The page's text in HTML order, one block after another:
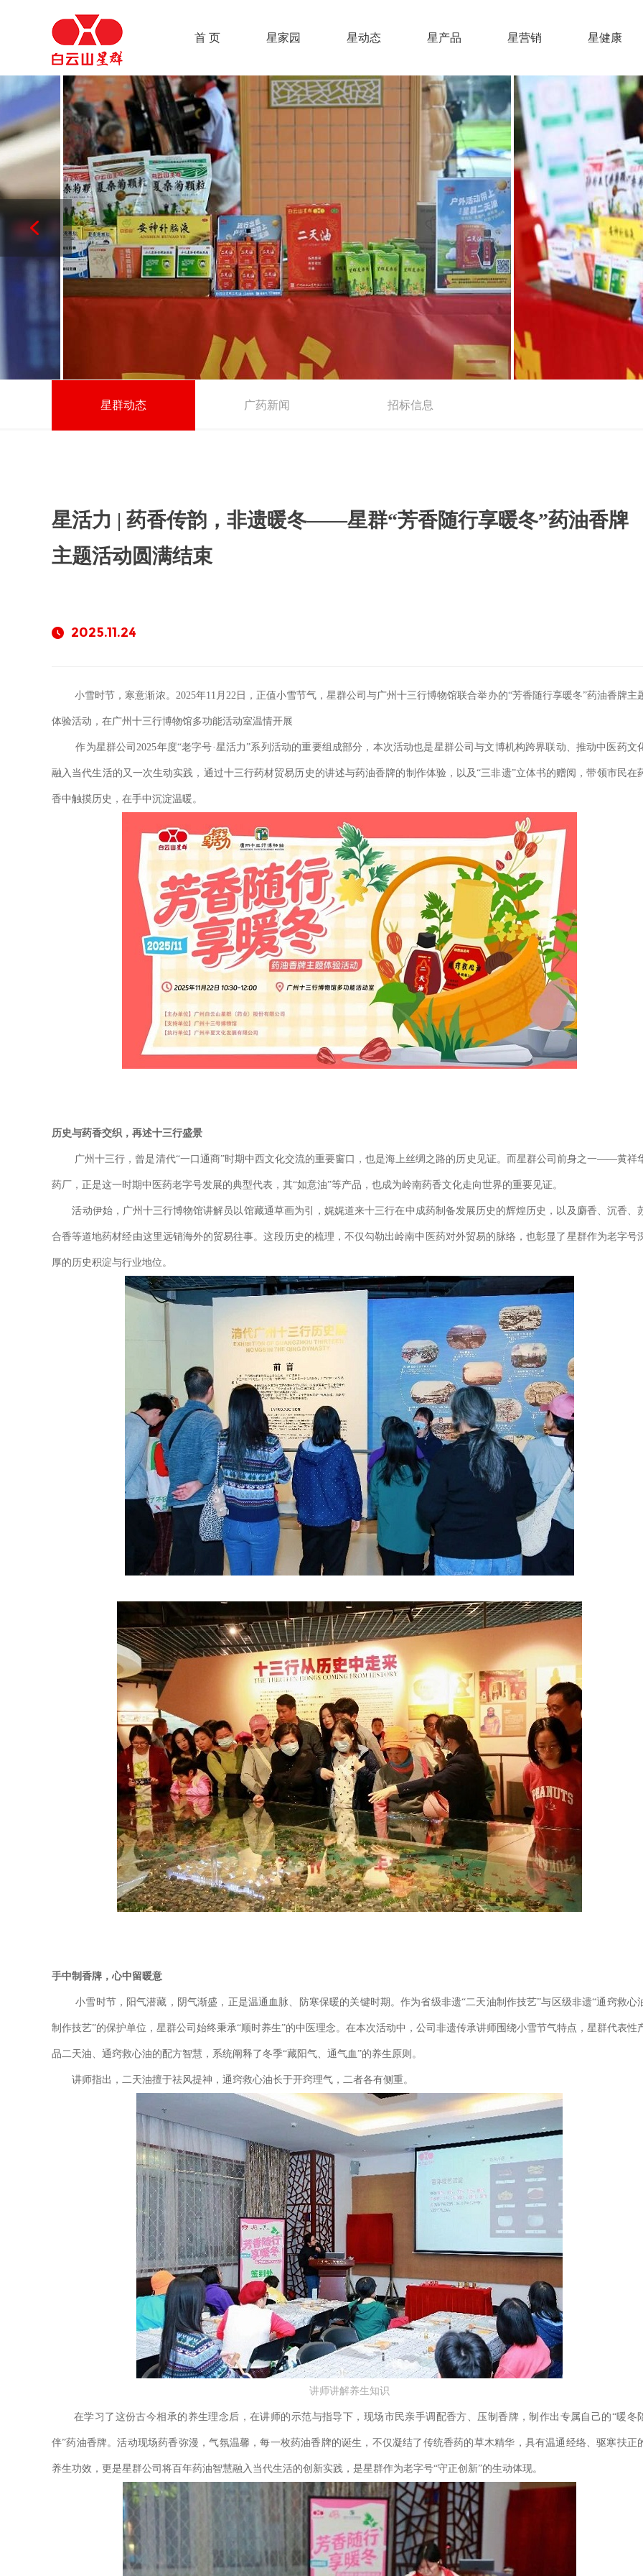
首 页 星家园 星动态 星产品 星营销 星健康
星群动态 广药新闻 招标信息
星活力 | 药香传韵，非遗暖冬——星群“芳香随行享暖冬”药油香牌
主题活动圆满结束
2025.11.24
小雪时节，寒意渐浓。2025年11月22日，正值小雪节气，星群公司与广州十三行博物馆联合举办的“芳香随行享暖冬”药油香牌主
体验活动，在广州十三行博物馆多功能活动室温情开展
作为星群公司2025年度“老字号·星活力”系列活动的重要组成部分，本次活动也是星群公司与文博机构跨界联动、推动中医药文
融入当代生活的又一次生动实践，通过十三行药材贸易历史的讲述与药油香牌的制作体验，以及“三非遗”立体书的赠阅，带领市民在
香中触摸历史，在手中沉淀温暖。
历史与药香交织，再述十三行盛景
广州十三行，曾是清代“一口通商”时期中西文化交流的重要窗口，也是海上丝绸之路的历史见证。而星群公司前身之一——黄祥
药厂，正是这一时期中医药老字号发展的典型代表，其“如意油”等产品，也成为岭南药香文化走向世界的重要见证。
活动伊始，广州十三行博物馆讲解员以馆藏通草画为引，娓娓道来十三行在中成药制备发展历史的辉煌历史，以及麝香、沉香、
合香等道地药材经由这里远销海外的贸易往事。这段历史的梳理，不仅勾勒出岭南中医药对外贸易的脉络，也彰显了星群作为老字号
厚的历史积淀与行业地位。
手中制香牌，心中留暖意
小雪时节，阳气潜藏，阴气渐盛，正是温通血脉、防寒保暖的关键时期。作为省级非遗“二天油制作技艺”与区级非遗“通窍救心
制作技艺”的保护单位，星群公司始终秉承“顺时养生”的中医理念。在本次活动中，公司非遗传承讲师围绕小雪节气特点，星群代表性
品二天油、通窍救心油的配方智慧，系统阐释了冬季“藏阳气、通气血”的养生原则。
讲师指出，二天油擅于祛风提神，通窍救心油长于开窍理气，二者各有侧重。
讲师讲解养生知识
在学习了这份古今相承的养生理念后，在讲师的示范与指导下，现场市民亲手调配香方、压制香牌，制作出专属自己的“暖冬
伴”药油香牌。活动现场药香弥漫，气氛温馨，每一枚药油香牌的诞生，不仅凝结了传统香药的草木精华，具有温通经络、驱寒扶正
养生功效，更是星群公司将百年药油智慧融入当代生活的创新实践，是星群作为老字号“守正创新”的生动体现。